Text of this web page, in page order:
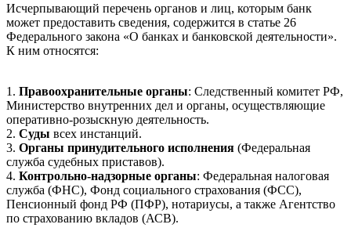
Исчерпывающий перечень органов и лиц, которым банк
может предоставить сведения, содержится в статье 26
Федерального закона «О банках и банковской деятельности».
К ним относятся:
1. Правоохранительные органы: Следственный комитет РФ,
Министерство внутренних дел и органы, осуществляющие
оперативно-розыскную деятельность.
2. Суды всех инстанций.
3. Органы принудительного исполнения (Федеральная
служба судебных приставов).
4. Контрольно-надзорные органы: Федеральная налоговая
служба (ФНС), Фонд социального страхования (ФСС),
Пенсионный фонд РФ (ПФР), нотариусы, а также Агентство
по страхованию вкладов (АСВ).